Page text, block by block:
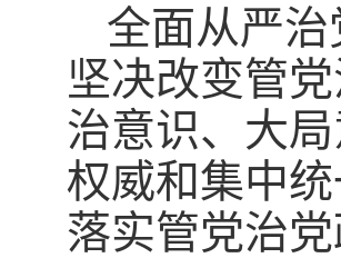
全面从严
坚决改变管
治意识、大
权威和集中
落实管党治